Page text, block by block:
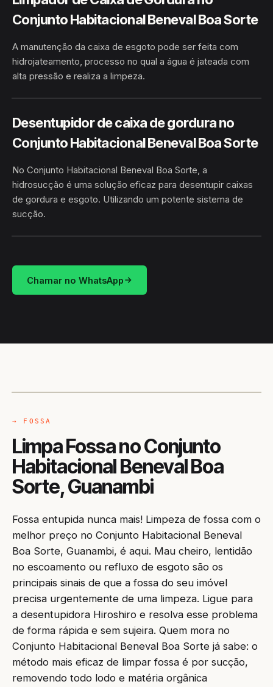
Conjunto Habitacional Beneval Boa Sorte
A manutenção da caixa de esgoto pode ser feita com
hidrojateamento, processo no qual a água é jateada com
alta pressão e realiza a limpeza.
HIDROJATEAMENTO
CONJUNTO HABITACIONAL BENEVAL
Desentupidor de caixa de gordura no
Conjunto Habitacional Beneval Boa Sorte
No Conjunto Habitacional Beneval Boa Sorte, a
hidrosucção é uma solução eficaz para desentupir caixas
de gordura e esgoto. Utilizando um potente sistema de
sucção.HIDROSUCÇÃO
Chamar no WhatsApp
→ FOSSA
Limpa Fossa no Conjunto
Habitacional Beneval Boa
Sorte, Guanambi
Fossa entupida nunca mais! Limpeza de fossa com o
melhor preço no Conjunto Habitacional Beneval
Boa Sorte, Guanambi, é aqui. Mau cheiro, lentidão
no escoamento ou refluxo de esgoto são os
principais sinais de que a fossa do seu imóvel
precisa urgentemente de uma limpeza. Ligue para
a desentupidora Hiroshiro e resolva esse problema
de forma rápida e sem sujeira. Quem mora no
Conjunto Habitacional Beneval Boa Sorte já sabe: o
método mais eficaz de limpar fossa é por sucção,
removendo todo lodo e matéria orgânica